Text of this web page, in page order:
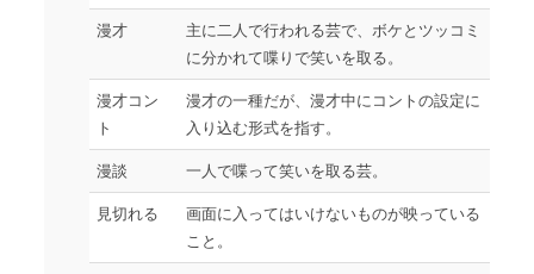
漫才
主に二人で行われる芸で、ボケとツッコミ
に分かれて喋りで笑いを取る。
漫才コン
ト
漫才の一種だが、漫才中にコントの設定に
入り込む形式を指す。
漫談 一人で喋って笑いを取る芸。
見切れる
画面に入ってはいけないものが映っている
こと。